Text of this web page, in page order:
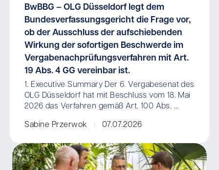
BwBBG – OLG Düsseldorf legt dem
Bundesverfassungsgericht die Frage vor,
ob der Ausschluss der aufschiebenden
Wirkung der sofortigen Beschwerde im
Vergabenachprüfungsverfahren mit Art.
19 Abs. 4 GG vereinbar ist.
1. Executive Summary Der 6. Vergabesenat des
OLG Düsseldorf hat mit Beschluss vom 18. Mai
2026 das Verfahren gemäß Art. 100 Abs. ...
Sabine Przerwok 07.07.2026